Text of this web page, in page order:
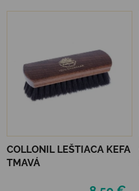
COLLONIL LEŠTIACA KEFA
TMAVÁ